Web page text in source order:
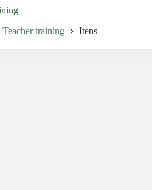
Teacher training Itens